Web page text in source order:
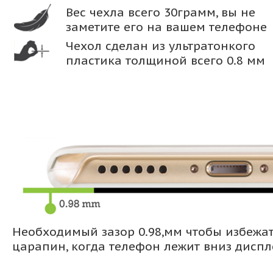
Вес чехла всего 30грамм, вы не
заметите его на вашем телефоне
Чехол сделан из ультратонкого
пластика толщиной всего 0.8 мм
Необходимый зазор 0.98,мм чтобы
царапин, когда телефон лежит вниз